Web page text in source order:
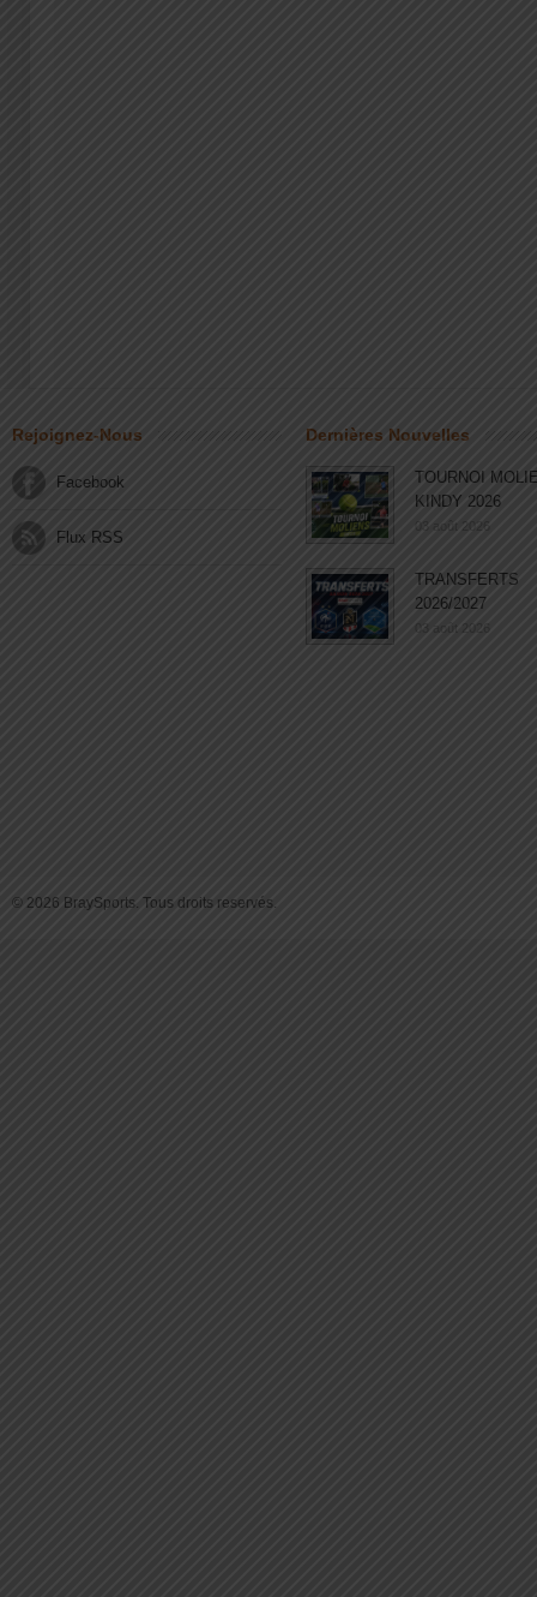
Rejoignez-Nous
Facebook
Flux RSS
Dernières Nouvelles
TOURNOI
KINDY 2026
03 août 2026
TRANSFERTS
2026/2027
03 août 2026
© 2026 BraySports. Tous droits reservés.